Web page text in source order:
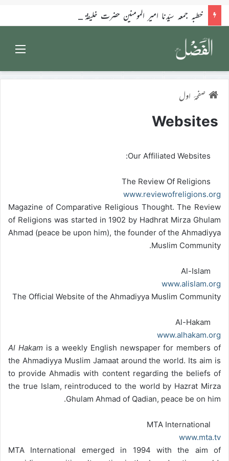
صفحۂ اول
Websites
Our Affiliated Websites:
The Review Of Religions
www.reviewofreligions.org
Magazine of Comparative Religious Thought. The Review
of Religions was started in 1902 by Hadhrat Mirza Ghulam
Ahmad (peace be upon him), the founder of the Ahmadiyya
Muslim Community.
Al-Islam
www.alislam.org
The Official Website of the Ahmadiyya Muslim Community
Al-Hakam
www.alhakam.org
Al Hakamis a weekly English newspaper for members of
the Ahmadiyya Muslim Jamaat around the world. Its aim is
to provide Ahmadis with content regarding the beliefs of
the true Islam, reintroduced to the world by Hazrat Mirza
Ghulam Ahmad of Qadian, peace be on him.
MTA International
www.mta.tv
MTA International emerged in 1994 with the aim of